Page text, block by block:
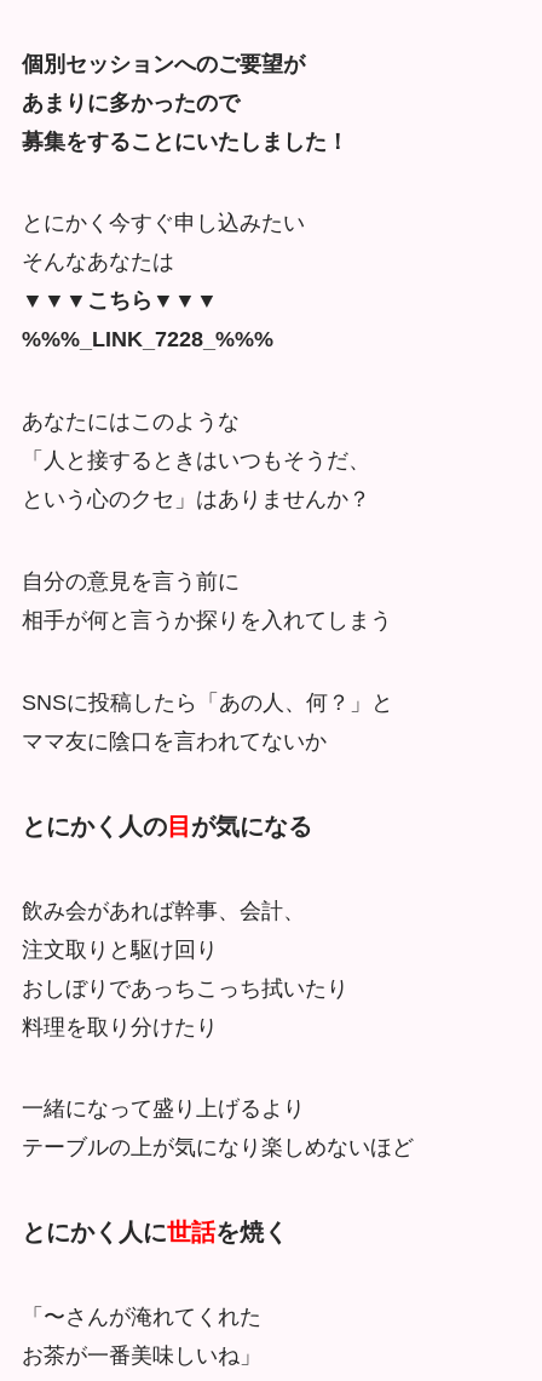
個別セッションへのご要望が
あまりに多かったので
募集をすることにいたしました！
とにかく今すぐ申し込みたい
そんなあなたは
▼▼▼こちら▼▼▼
%%%_LINK_7228_%%%
あなたにはこのような
「人と接するときはいつもそうだ、
という心のクセ」はありませんか？
自分の意見を言う前に
相手が何と言うか探りを入れてしまう
SNSに投稿したら「あの人、何？」と
ママ友に陰口を言われてないか
とにかく人の目が気になる
飲み会があれば幹事、会計、
注文取りと駆け回り
おしぼりであっちこっち拭いたり
料理を取り分けたり
一緒になって盛り上げるより
テーブルの上が気になり楽しめないほど
とにかく人に世話を焼く
「〜さんが淹れてくれた
お茶が一番美味しいね」